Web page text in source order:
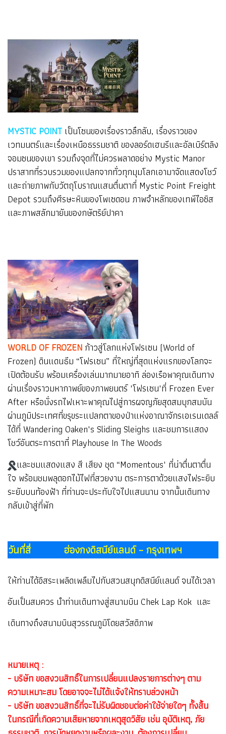
MYSTIC POINT เป็นโซนของเรื่องราวลึกลับ, เรื่องราวของ
เวทมนตร์และเรื่องเหนือธรรมชาติ ของลอร์ดเฮนรีและอัลเบิร์ตลิง
จอมซนของเขา รวมถึงจุดที่ไม่ควรพลาดอย่าง Mystic Manor
ปราสาทที่รวบรวมของแปลกจากทั่วทุกมุมโลกเอามาจัดแสดงโชว์
และถ่ายภาพกับวัตถุโบราณแสนตื่นตาที่ Mystic Point Freight
Depot รวมถึงศีรษะหินของโพเซดอน ภาพจำหลักของเทพีไอซิส
และภาพสลักมายันของกษัตริย์ปาคา
WORLD OF FROZEN ก้าวสู่โลกแห่งโฟรเซน (World of
Frozen) ดินแดนธีม “โฟรเซน” ที่ใหญ่ที่สุดแห่งแรกของโลกจะ
เปิดต้อนรับ พร้อมเครื่องเล่นมากมายอาทิ ล่องเรือพาคุณเดินทาง
ผ่านเรื่องราวมหากาพย์ของภาพยนตร์ "โฟรเซน"ที่ Frozen Ever
After หรือนั่งรถไฟเหาะพาคุณไปสู่การผจญภัยสุดสมบุกสมบัน
ผ่านภูมิประเทศที่ขรุขระแปลกตาของป่าแห่งอาณาจักรเอเรนเดลล์
ได้ที่ Wandering Oaken's Sliding Sleighs และชมการแสดง
โชว์อันตระการตาที่ Playhouse In The Woods
และชมแสดงแสง สี เสียง ชุด “Momentous" ที่น่าตื่นตาตื่น
ใจ พร้อมชมพลุดอกไม้ไฟที่สวยงาม ตระการตาด้วยแสงไฟระยิบ
ระยับบนท้องฟ้า ที่ท่านจะประทับใจไปแสนนาน จากนั้นเดินทาง
กลับเข้าสู่ที่พัก
วันที่สี่ ฮ่องกงดิสนีย์แลนด์ – กรุงเทพฯ
ให้ท่านได้อิสระเพลิดเพลืมไปกับสวนสนุกดิสนีย์แลนด์ จนได้เวลา
อันเป็นสมควร นำท่านเดินทางสู่สนามบิน Chek Lap Kok และ
เดินทางถึงสนามบินสุวรรณภูมิโดยสวัสดิภาพ
หมายเหตุ :
- บริษัท ขอสงวนสิทธิ์ในการเปลี่ยนแปลงรายการต่างๆ ตาม
ความเหมาะสม โดยอาจจะไม่ได้แจ้งให้ทราบล่วงหน้า
- บริษัท ขอสงวนสิทธิ์ที่จะไม่รับผิดชอบต่อค่าใช้จ่ายใดๆ ทั้งสิ้น
ในกรณีที่เกิดความเสียหายจากเหตุสุดวิสัย เช่น อุบัติเหตุ, ภัย